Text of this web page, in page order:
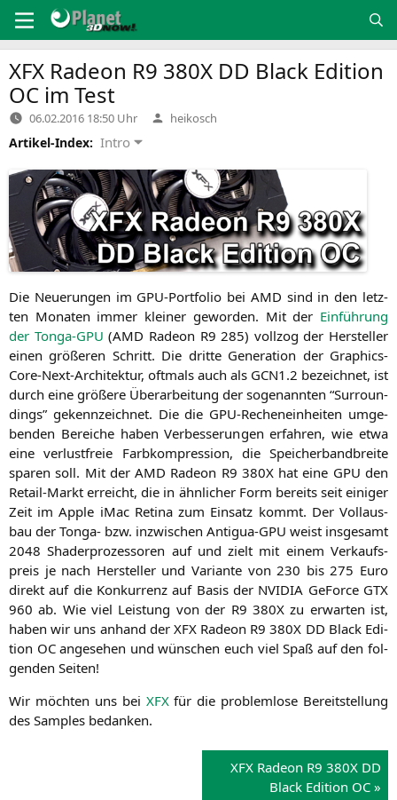
Inhalt
springen
XFX Radeon R9 380X DD Black Edition
OC im Test
06.02.2016 18:50 Uhr Verfasst
von
heikosch
Artikel-Index: Intro
Die Neue­run­gen im GPU-Port­fo­lio bei AMD sind in den letz­
ten Mona­ten immer klei­ner gewor­den. Mit der Ein­füh­rung
der Ton­ga-GPU (AMD Rade­on R9 285) voll­zog der Her­stel­ler
einen grö­ße­ren Schritt. Die drit­te Gene­ra­ti­on der Gra­phics-
Core-Next-Archi­tek­tur, oft­mals auch als GCN1 .2 bezeich­net, ist
durch eine grö­ße­re Über­ar­bei­tung der soge­nann­ten “Sur­roun­
dings” gekenn­zeich­net. Die die GPU-Rechen­ein­hei­ten umge­
ben­den Berei­che haben Ver­bes­se­run­gen erfah­ren, wie etwa
eine ver­lust­freie Farb­kom­pres­si­on, die Spei­cher­band­brei­te
spa­ren soll. Mit derAMD Rade­on R9 380Xhat eine GPU den
Retail-Markt erreicht, die in ähn­li­cher Form bereits seit eini­ger
Zeit im Apple iMac Reti­na zum Ein­satz kommt. Der Voll­aus­
bau der Ton­ga- bzw. inzwi­schen Anti­gua-GPU weist ins­ge­samt
2048 Shader­pro­zes­so­ren auf und zielt mit einem Ver­kaufs­
preis je nach Her­stel­ler und Vari­an­te von 230 bis 275 Euro
direkt auf die Kon­kur­renz auf Basis der NVIDIA GeForce GTX
960 ab. Wie viel Leis­tung von der R9 380Xzu erwar­ten ist,
haben wir uns anhand der XFXRade­on R9 380X DD Black Edi­
ti­on OCange­se­hen und wün­schen euch viel Spaß auf den fol­
gen­den Seiten!
Wir möch­ten uns bei XFXfür die pro­blem­lo­se Bereit­stel­lung
des Samples bedanken.
XFX Rade­on R9 380X DD
Black Edi­ti­on OC »